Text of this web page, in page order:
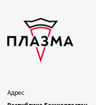
Адрес